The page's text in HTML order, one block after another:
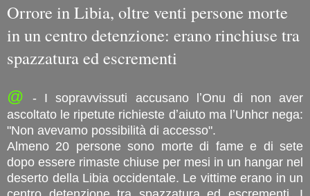
Orrore in Libia, oltre venti persone morte
in un centro detenzione: erano rinchiuse tra
spazzatura ed escrementi
@- I sopravvissuti accusano lʼOnu di non aver
ascoltato le ripetute richieste dʼaiuto ma lʼUnhcr nega:
"Non avevamo possibilità di accesso".
Almeno 20 persone sono morte di fame e di sete
dopo essere rimaste chiuse per mesi in un hangar nel
deserto della Libia occidentale. Le vittime erano in un